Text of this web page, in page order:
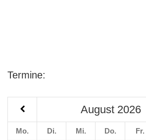
Termine:
August 2026
Mo. Di. Mi. Do. Fr.